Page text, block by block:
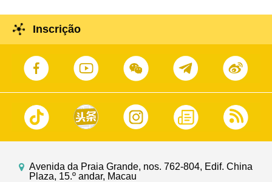
Inscrição
Avenida da Praia Grande, nos. 762-804, Edif. China
Plaza, 15.º andar, Macau